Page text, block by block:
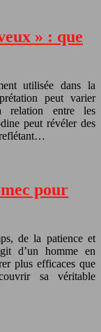
» : que
utilisée dans la
peut varier
relation entre les
peut révéler des
reflétant…
pour
de la patience et
d’un homme en
plus efficaces que
sa véritable